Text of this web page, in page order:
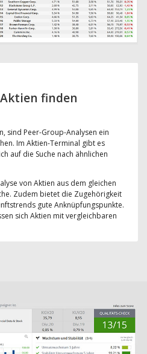
finden
sind Peer-Group-Analysen ein
Im Aktien-Terminal gibt es
auf die Suche nach ähnlichen
von Aktien aus dem gleichen
Zudem bietet die Zugehörigkeit
gute Anknüpfungspunkte.
sich Aktien mit vergleichbaren